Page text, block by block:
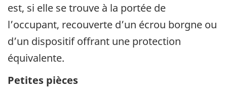
est, si elle se trouve à la portée de
l’occupant, recouverte d’un écrou borgne ou
d’un dispositif offrant une protection
équivalente.
Petites pièces